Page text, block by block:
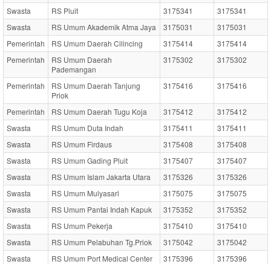
Swasta RS Pluit 3175341
3175341
Swasta
RS Umum Akademik Atma Jaya 3175031
3175031
Pemerintah
RS Umum Daerah Cilincing 3175414
3175414
Pemerintah
RS Umum Daerah
Pademangan
3175302 3175302
Pemerintah
RS Umum Daerah Tanjung
Priok
3175416 3175416
Pemerintah RS Umum Daerah Tugu Koja 3175412
3175412
Swasta
RS Umum Duta Indah 3175411
3175411
Swasta
RS Umum Firdaus 3175408
3175408
Swasta
RS Umum Gading Pluit 3175407
3175407
Swasta
RS Umum Islam Jakarta Utara 3175326
3175326
Swasta
RS Umum Mulyasari 3175075
3175075
Swasta
RS Umum Pantai Indah Kapuk 3175352
3175352
Swasta
RS Umum Pekerja 3175410
3175410
Swasta
RS Umum Pelabuhan Tg.Priok 3175042
3175042
Swasta
RS Umum Port Medical Center 3175396
3175396